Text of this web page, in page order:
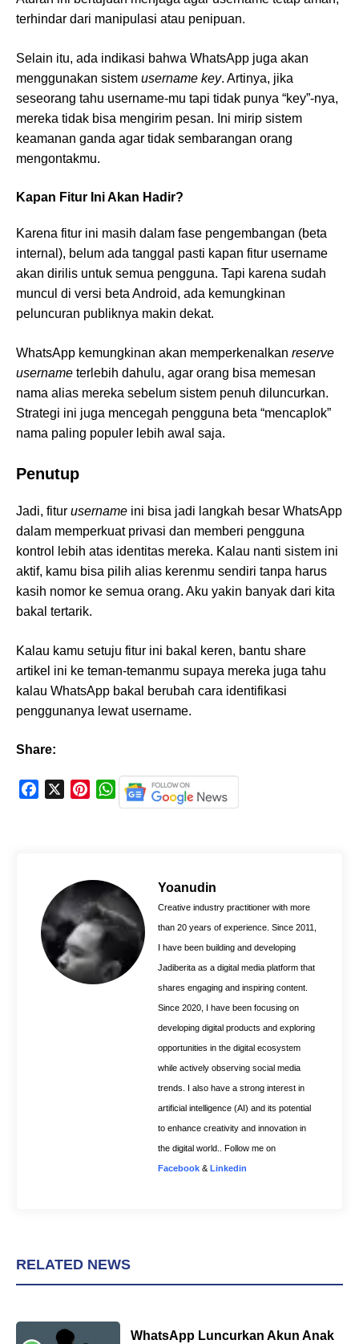
terhindar dari manipulasi atau penipuan.
Selain itu, ada indikasi bahwa WhatsApp juga akan
menggunakan sistem username key. Artinya, jika
seseorang tahu username-mu tapi tidak punya “key”-nya,
mereka tidak bisa mengirim pesan. Ini mirip sistem
keamanan ganda agar tidak sembarangan orang
mengontakmu.
Kapan Fitur Ini Akan Hadir?
Karena fitur ini masih dalam fase pengembangan (beta
internal), belum ada tanggal pasti kapan fitur username
akan dirilis untuk semua pengguna. Tapi karena sudah
muncul di versi beta Android, ada kemungkinan
peluncuran publiknya makin dekat.
WhatsApp kemungkinan akan memperkenalkan reserve
username terlebih dahulu, agar orang bisa memesan
nama alias mereka sebelum sistem penuh diluncurkan.
Strategi ini juga mencegah pengguna beta “mencaplok”
nama paling populer lebih awal saja.
Penutup
Jadi, fitur username ini bisa jadi langkah besar WhatsApp
dalam memperkuat privasi dan memberi pengguna
kontrol lebih atas identitas mereka. Kalau nanti sistem ini
aktif, kamu bisa pilih alias kerenmu sendiri tanpa harus
kasih nomor ke semua orang. Aku yakin banyak dari kita
bakal tertarik.
Kalau kamu setuju fitur ini bakal keren, bantu share
artikel ini ke teman-temanmu supaya mereka juga tahu
kalau WhatsApp bakal berubah cara identifikasi
penggunanya lewat username.
Share:
k
r
e
s
t
W
h
A
p
p
Yoanudin
Creative industry practitioner with more
than 20 years of experience. Since 2011,
I have been building and developing
Jadiberita as a digital media platform that
shares engaging and inspiring content.
Since 2020, I have been focusing on
developing digital products and exploring
opportunities in the digital ecosystem
while actively observing social media
trends. I also have a strong interest in
artificial intelligence (AI) and its potential
to enhance creativity and innovation in
the digital world.. Follow me on
Facebook & Linkedin
RELATED NEWS
WhatsApp Luncurkan Akun Anak